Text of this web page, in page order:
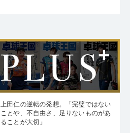
上田仁の逆転の発想。「完璧ではない
ことや、不自由さ、足りないものがあ
ることが大切」